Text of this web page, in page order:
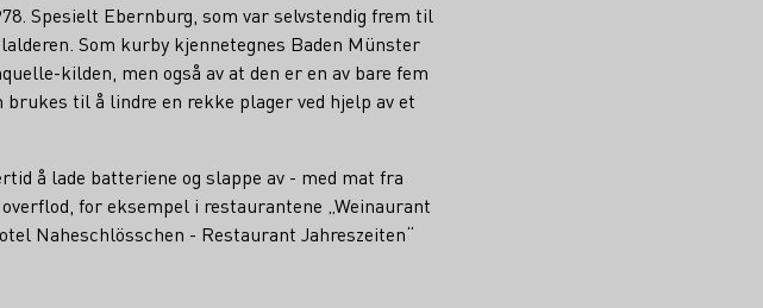
Spesielt Ebernburg, som var selvstendig frem til
Som kurby kjennetegnes Baden Münster
kilden, men også av at den er en av bare fem
til å lindre en rekke plager ved hjelp av et
å lade batteriene og slappe av - med mat fra
for eksempel i restaurantene „Weinaurant
Naheschlösschen - Restaurant Jahreszeiten“